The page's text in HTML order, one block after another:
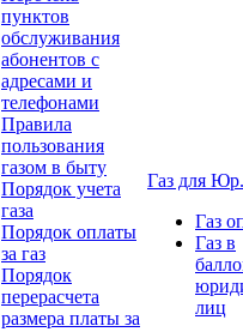
пунктов
обслуживания
абонентов с
адресами и
телефонами
Правила
пользования
газом в быту
Порядок учета
газа
Порядок оплаты
за газ
Порядок
перерасчета
размера платы за
Газ для
Газ
Газ в
лиц